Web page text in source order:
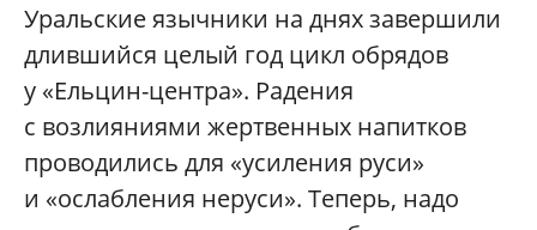
Уральские язычники на днях завершили
длившийся целый год цикл обрядов
у «Ельцин-центра». Радения
с возлияниями жертвенных напитков
проводились для «усиления руси»
и «ослабления неруси». Теперь, надо